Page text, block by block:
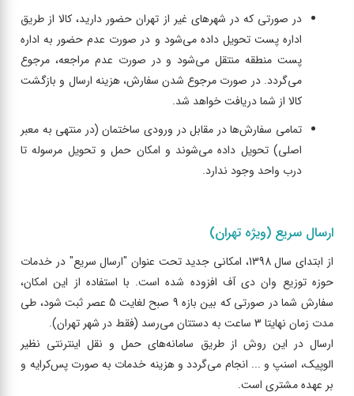
در صورتی که در شهرهای غیر از تهران حضور دارید، کالا از طریق
اداره پست تحویل داده می‌شود و در صورت عدم حضور به اداره
پست منطقه منتقل می‌شود و در صورت عدم مراجعه، مرجوع
می‌گردد. در صورت مرجوع شدن سفارش، هزینه ارسال و بازگشت
کالا از شما دریافت خواهد شد.
تمامی سفارش‌ها در مقابل در ورودی ساختمان (در منتهی به معبر
اصلی) تحویل داده می‌شوند و امکان حمل و تحویل مرسوله تا
درب واحد وجود ندارد.
ارسال سریع (ویژه تهران)
از ابتدای سال 1398، امکانی جدید تحت عنوان "ارسال سریع" در خدمات
حوزه توزیع وان دی آف افزوده شده است. با استفاده از این امکان،
سفارش شما در صورتی که بین بازه 9 صبح لغایت 5 عصر ثبت شود، طی
مدت زمان نهایتا 3 ساعت به دستتان می‌رسد (فقط در شهر تهران).
ارسال در این روش از طریق سامانه‌های حمل و نقل اینترنتی نظیر
الوپیک، اسنپ و ... انجام می‌گردد و هزینه خدمات به صورت پس‌کرایه و
بر عهده مشتری است.